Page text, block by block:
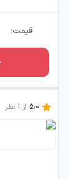
قیمت:
5.0 از 1 نظر